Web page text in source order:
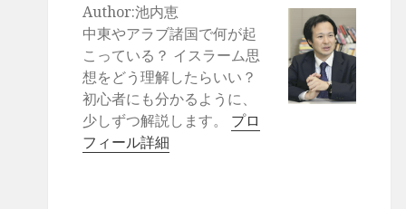
Author:池内恵
中東やアラブ諸国で何が起
こっている？ イスラーム思
想をどう理解したらいい？
初心者にも分かるように、
少しずつ解説します。 プロ
フィール詳細